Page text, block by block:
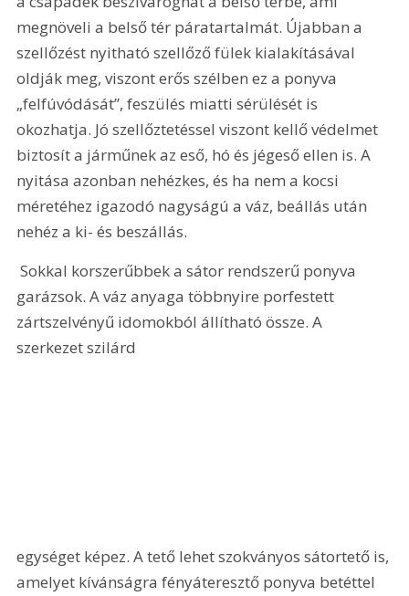
megnöveli a belső tér páratartalmát. Újabban a
szellőzést nyitható szellőző fülek kialakításával
oldják meg, viszont erős szélben ez a ponyva
„felfúvódását”, feszülés miatti sérülését is
okozhatja. Jó szellőztetéssel viszont kellő védelmet
biztosít a járműnek az eső, hó és jégeső ellen is. A
nyitása azonban nehézkes, és ha nem a kocsi
méretéhez igazodó nagyságú a váz, beállás után
nehéz a ki- és beszállás.
Sokkal korszerűbbek a sátor rendszerű ponyva
garázsok. A váz anyaga többnyire porfestett
zártszelvényű idomokból állítható össze. A
szerkezet szilárd
egységet képez. A tető lehet szokványos sátortető is,
amelyet kívánságra fényáteresztő ponyva betéttel